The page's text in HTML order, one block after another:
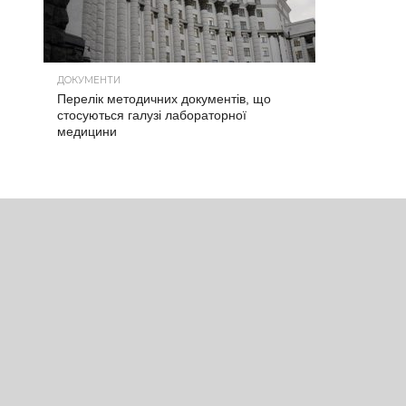
ДОКУМЕНТИ
Перелік методичних документів, що
стосуються галузі лабораторної
медицини